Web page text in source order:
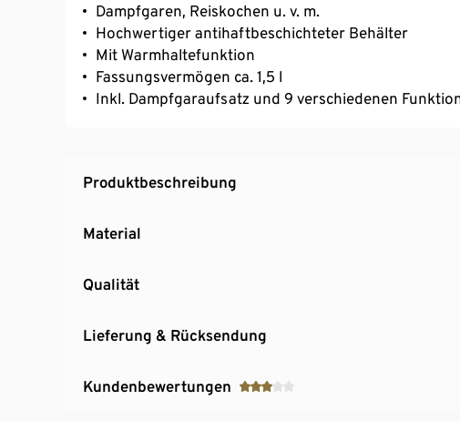
Dampfgaren, Reiskochen u. v. m.
Hochwertiger antihaftbeschichteter Behälter
Mit Warmhaltefunktion
Fassungsvermögen ca. 1,5 l
Inkl. Dampfgaraufsatz und 9 verschiedenen
Produktbeschreibung
Material
Qualität
Lieferung & Rücksendung
Kundenbewertungen